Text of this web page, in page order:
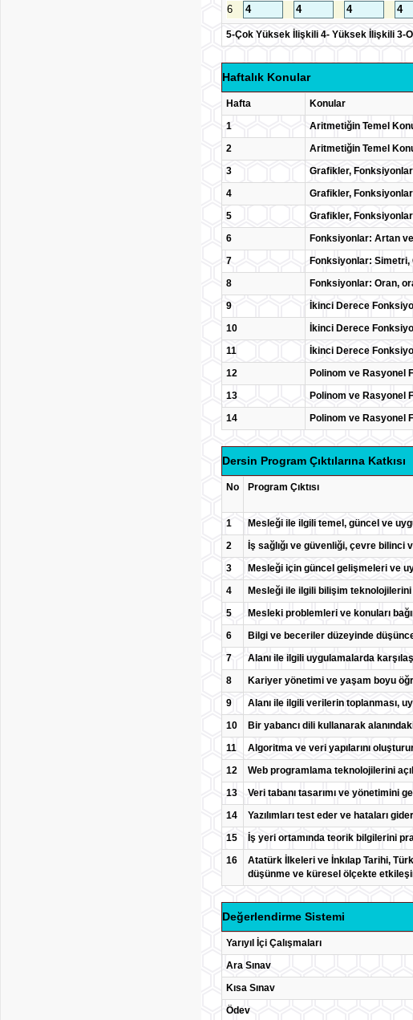
6
5-Çok Yüksek İlişkili 4- Yüksek İlişkili 3-
Haftalık Konular
Hafta
Konular
1
Aritmetiğin Temel
2
Aritmetiğin Temel
3
Grafikler,
4
Grafikler,
5
Grafikler,
6
Fonksiyonlar: Artan
7
Fonksiyonlar: Simetri,
8
Fonksiyonlar: Oran,
9
İkinci Derece
10
İkinci Derece
11
İkinci Derece
12
Polinom ve Rasyonel
13
Polinom ve Rasyonel
14
Polinom ve Rasyonel
Dersin Program Çıktılarına Katkısı
No Program Çıktısı
1
Mesleği ile ilgili temel, güncel ve
2
İş sağlığı ve güvenliği, çevre
3
Mesleği için güncel gelişmeleri ve
4
Mesleği ile ilgili bilişim teknolojilerini
5
Mesleki problemleri ve konuları
6
Bilgi ve beceriler düzeyinde
7
Alanı ile ilgili uygulamalarda
8
Kariyer yönetimi ve yaşam boyu
9
Alanı ile ilgili verilerin toplanması,
10
Bir yabancı dili kullanarak
11
Algoritma ve veri yapılarını
12
Web programlama teknolojilerini
13
Veri tabanı tasarımı ve yönetimini
14
Yazılımları test eder ve hataları
15
İş yeri ortamında teorik bilgilerini
16
Atatürk İlkeleri ve İnkılap Tarihi,
düşünme ve küresel ölçekte
Değerlendirme Sistemi
Yarıyıl İçi Çalışmaları
Ara Sınav
Kısa Sınav
Ödev